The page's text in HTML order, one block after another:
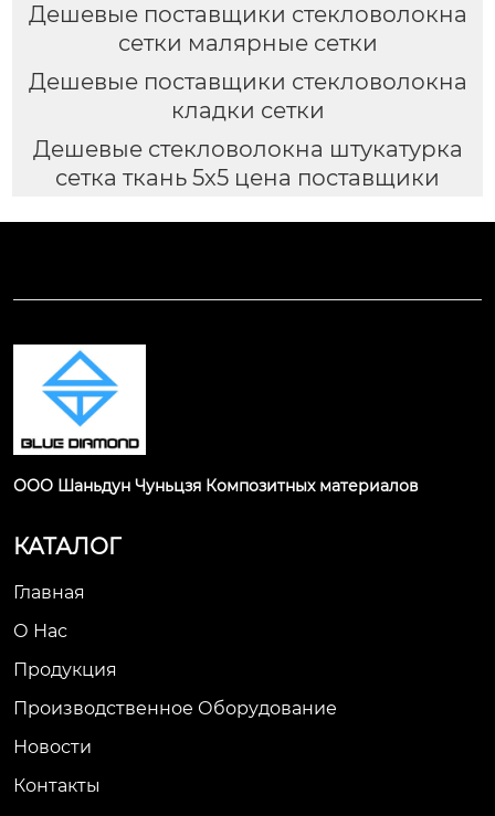
Дешевые поставщики стекловолокна
сетки малярные сетки
Дешевые поставщики стекловолокна
кладки сетки
Дешевые стекловолокна штукатурка
сетка ткань 5x5 цена поставщики
ООО Шаньдун Чуньцзя Композитных материалов
КАТАЛОГ
Главная
О Нас
Продукция
Производственное Оборудование
Новости
Контакты